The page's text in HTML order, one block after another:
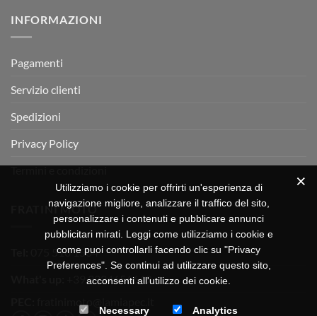
MOTOR
INFORMAZIONI
Pagamenti
Servizio clienti
Spedizioni
Privacy Policy
Termini e condizioni
FRATINI MOTO
075 518 1504
+39 3334656649
Utilizziamo i cookie per offrirti un'esperienza di
navigazione migliore, analizzare il traffico del sito,
personalizzare i contenuti e pubblicare annunci
pubblicitari mirati. Leggi come utilizziamo i cookie e
come puoi controllarli facendo clic su "Privacy
Preferences". Se continui ad utilizzare questo sito,
acconsenti all'utilizzo dei cookie.
Necessary Analytics